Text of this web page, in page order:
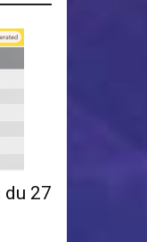
27